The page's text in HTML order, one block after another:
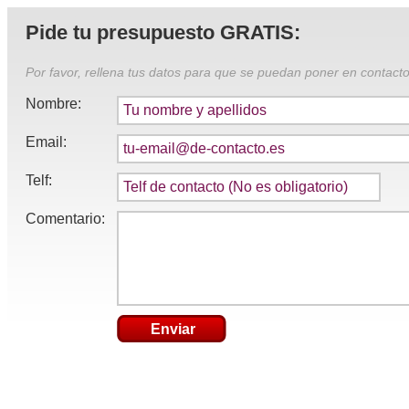
Pide tu presupuesto GRATIS:
Por favor, rellena tus datos para que se puedan poner en
Nombre:
Email:
Telf:
Comentario:
Enviar